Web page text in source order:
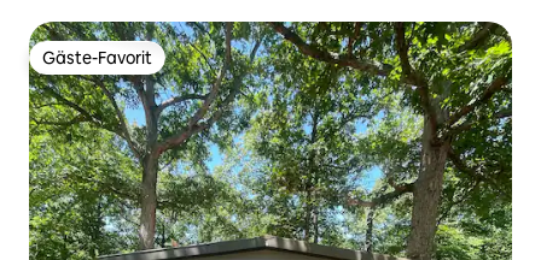
Gäste-Favorit
Gäste-Favorit